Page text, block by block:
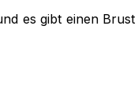
es gibt einen